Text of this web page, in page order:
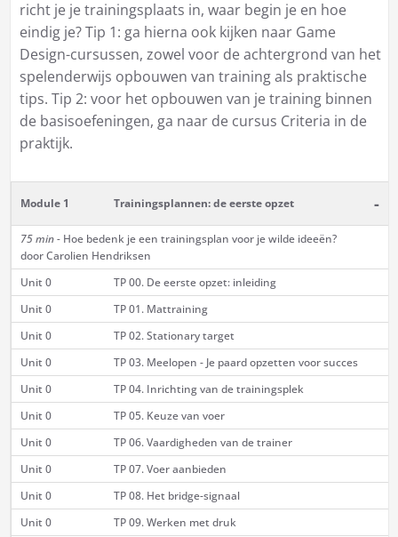
richt je je trainingsplaats in, waar begin je en hoe
eindig je? Tip 1: ga hierna ook kijken naar Game
Design-cursussen, zowel voor de achtergrond van het
spelenderwijs opbouwen van training als praktische
tips. Tip 2: voor het opbouwen van je training binnen
de basisoefeningen, ga naar de cursus Criteria in de
praktijk.
Module 1 Trainingsplannen: de eerste opzet -
75 min -Hoe bedenk je een trainingsplan voor je wilde ideeën?
door Carolien Hendriksen
Unit 0
TP 00. De eerste opzet: inleiding
Unit 0
TP 01. Mattraining
Unit 0
TP 02. Stationary target
Unit 0
TP 03. Meelopen - Je paard opzetten voor succes
Unit 0
TP 04. Inrichting van de trainingsplek
Unit 0
TP 05. Keuze van voer
Unit 0
TP 06. Vaardigheden van de trainer
Unit 0
TP 07. Voer aanbieden
Unit 0
TP 08. Het bridge-signaal
Unit 0
TP 09. Werken met druk